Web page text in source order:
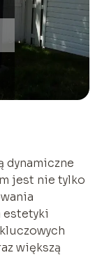
dynamiczne
jest nie tylko
estetyki
większą